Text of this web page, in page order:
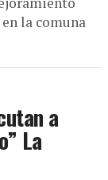
la comuna
a
La